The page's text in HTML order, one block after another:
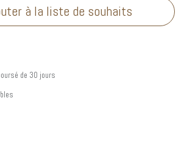
à la liste de souhaits
de 30 jours